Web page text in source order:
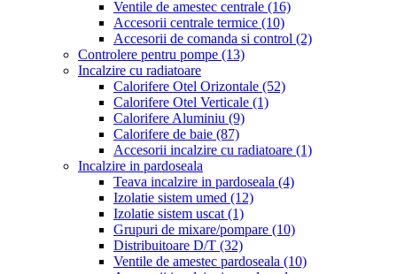
Ventile de amestec centrale (16)
Accesorii centrale termice (10)
Accesorii de comanda si control (2)
Controlere pentru pompe (13)
Incalzire cu radiatoare
Calorifere Otel Orizontale (52)
Calorifere Otel Verticale (1)
Calorifere Aluminiu (9)
Calorifere de baie (87)
Accesorii incalzire cu radiatoare (1)
Incalzire in pardoseala
Teava incalzire in pardoseala (4)
Izolatie sistem umed (12)
Izolatie sistem uscat (1)
Grupuri de mixare/pompare (10)
Distribuitoare D/T (32)
Ventile de amestec pardoseala (10)